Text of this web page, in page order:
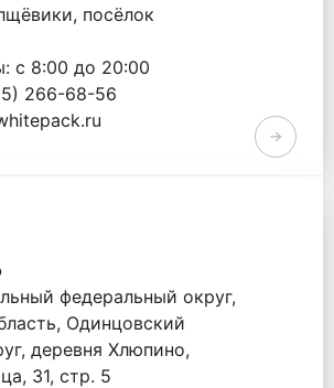
посёлок
с 8:00 до 20:00
266-68-56
федеральный округ,
Одинцовский
деревня Хлюпино,
31, стр. 5